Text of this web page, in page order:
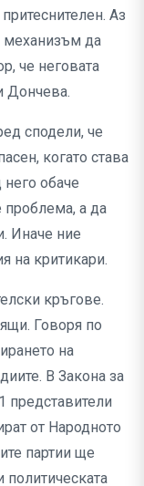
Аз
механизъм да
че неговата
Дончева.
сподели, че
когато става
обаче
проблема, а да
Иначе ние
на критикари.
кръгове.
Говоря по
на
В Закона за
представители
от Народното
партии ще
политическата